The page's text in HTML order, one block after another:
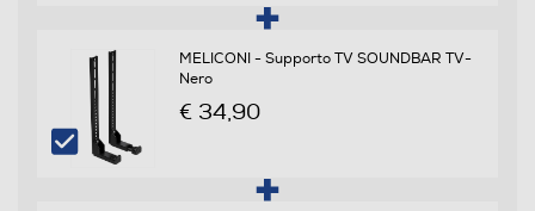
MELICONI - Supporto TV SOUNDBAR TV-
Nero
€ 34,90
GBC - CAVO HDMI 4K HIGH SPEED WITH
ETHERNET 1,5M - POLYB-Nero